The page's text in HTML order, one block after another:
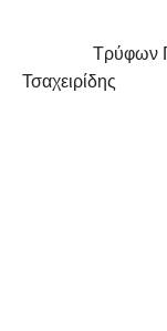
Τρύφων
Τσαχειρίδης